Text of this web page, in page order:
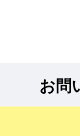
お問